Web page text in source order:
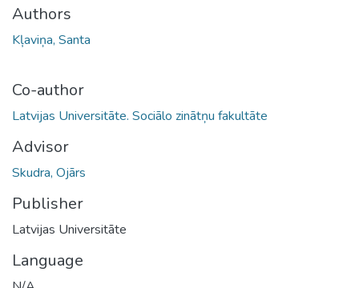
Authors
Kļaviņa, Santa
Co-author
Latvijas Universitāte. Sociālo zinātņu fakultāte
Advisor
Skudra, Ojārs
Publisher
Latvijas Universitāte
Language